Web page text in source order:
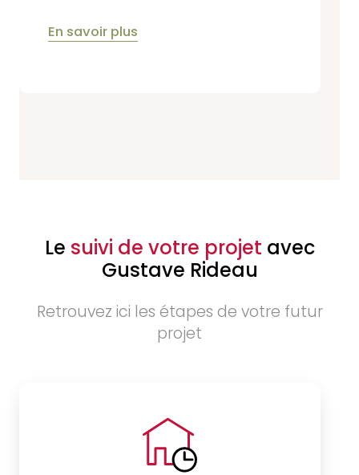
En savoir plus
Le suivi de votre projet avec
Gustave Rideau
Retrouvez ici les étapes de votre futur
projet